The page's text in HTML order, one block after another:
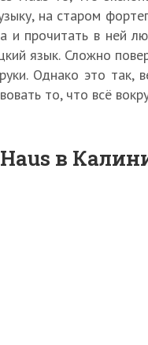
на старом
и прочитать в ней
язык. Сложно
Однако это так,
то, что всё
в